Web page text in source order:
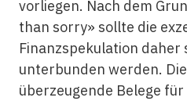
vorliegen. Nach dem
than sorry» sollte die
Finanzspekulation
unterbunden werden.
überzeugende Belege für